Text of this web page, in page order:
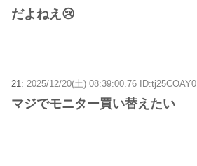
だよねえ😢
21: 2025/12/20(土) 08:39:00.76 ID:tj25COAY0
マジでモニター買い替えたい